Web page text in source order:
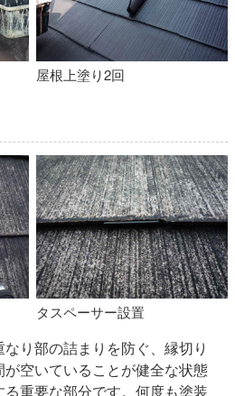
屋根上塗り2回
タスペーサー設置
り部の詰まりを防ぐ、縁切り
空いていることが健全な状態
重要な部分です。何度も塗装